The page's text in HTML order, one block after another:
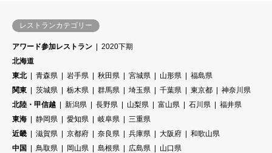
レストランカテゴリー
アワード参加レストラン
2020下期
北海道
東北
青森県 岩手県 秋田県 宮城県 山形県
福島県
関東
茨城県 栃木県 群馬県 埼玉県 千葉県 東京都
神奈川県
北陸・甲信越
新潟県 長野県 山梨県 富山県 石川県
福井県
東海
静岡県 愛知県 岐阜県
三重県
近畿
滋賀県 京都府 奈良県 兵庫県 大阪府
和歌山県
中国
鳥取県 岡山県 島根県 広島県
山口県